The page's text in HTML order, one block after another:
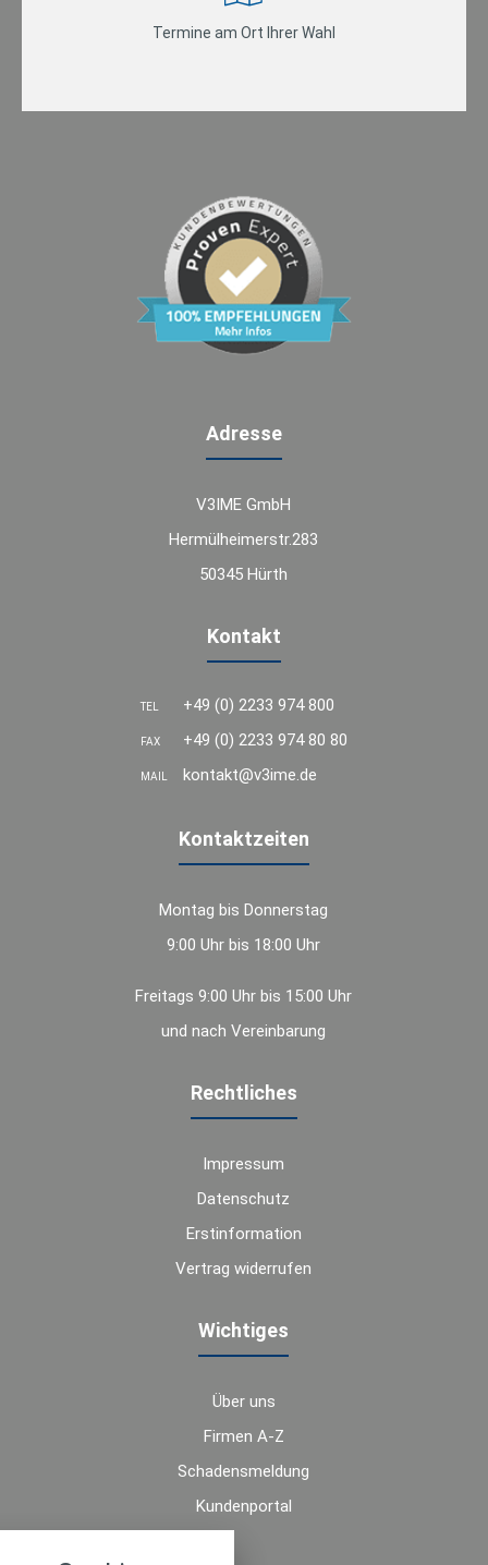
Termine am Ort Ihrer Wahl
Adresse
V3IME GmbH
Hermülheimerstr.283
50345 Hürth
Kontakt
TEL +49 (0) 2233 974 800
FAX +49 (0) 2233 974 80 80
MAIL kontakt@v3ime.de
Kontaktzeiten
Montag bis Donnerstag
9:00 Uhr bis 18:00 Uhr
Freitags 9:00 Uhr bis 15:00 Uhr
und nach Vereinbarung
Rechtliches
Impressum
Datenschutz
Erstinformation
Vertrag widerrufen
Wichtiges
Über uns
Firmen A-Z
Schadensmeldung
Kundenportal